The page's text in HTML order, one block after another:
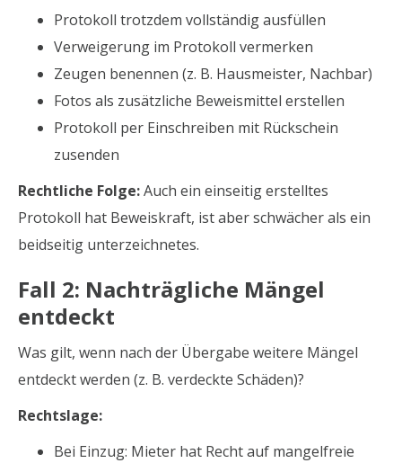
Protokoll trotzdem vollständig ausfüllen
Verweigerung im Protokoll vermerken
Zeugen benennen (z. B. Hausmeister, Nachbar)
Fotos als zusätzliche Beweismittel erstellen
Protokoll per Einschreiben mit Rückschein
zusenden
Rechtliche Folge:Auch ein einseitig erstelltes
Protokoll hat Beweiskraft, ist aber schwächer als ein
beidseitig unterzeichnetes.
Fall 2: Nachträgliche Mängel
entdeckt
Was gilt, wenn nach der Übergabe weitere Mängel
entdeckt werden (z. B. verdeckte Schäden)?
Rechtslage:
Bei Einzug: Mieter hat Recht auf mangelfreie